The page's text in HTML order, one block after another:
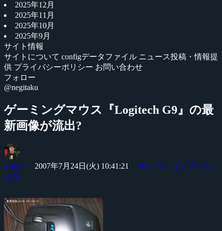
2025年12月
2025年11月
2025年10月
2025年9月
サイト情報
サイトについて configデータファイル ニュース投稿・情報提
供 プライバシーポリシー お問い合わせ
フォロー
@negitaku
ゲーミングマウス『Logitech G9』の最
新画像が流出?
Yossy 2007年7月24日(火) 10:41:21
PC・ゲーミングデバ
イス